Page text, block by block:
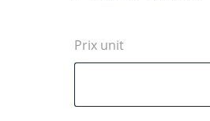
Prix unit